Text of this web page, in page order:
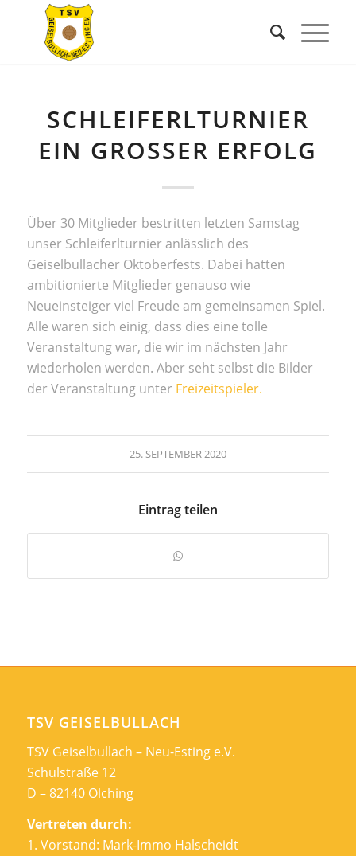
SCHLEIFERLTURNIER
EIN GROSSER ERFOLG
Über 30 Mitglieder bestritten letzten Samstag
unser Schleiferlturnier anlässlich des
Geiselbullacher Oktoberfests. Dabei hatten
ambitionierte Mitglieder genauso wie
Neueinsteiger viel Freude am gemeinsamen Spiel.
Alle waren sich einig, dass dies eine tolle
Veranstaltung war, die wir im nächsten Jahr
wiederholen werden. Aber seht selbst die Bilder
der Veranstaltung unter Freizeitspieler.
25. SEPTEMBER 2020
Eintrag teilen
TSV GEISELBULLACH
TSV Geiselbullach – Neu-Esting e.V.
Schulstraße 12
D – 82140 Olching
Vertreten durch:
1. Vorstand: Mark-Immo Halscheidt